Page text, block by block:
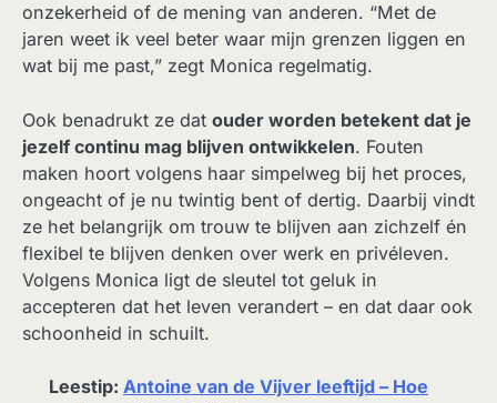
onzekerheid of de mening van anderen. “Met de
jaren weet ik veel beter waar mijn grenzen liggen en
wat bij me past,” zegt Monica regelmatig.
Ook benadrukt ze dat ouder worden betekent dat je
jezelf continu mag blijven ontwikkelen. Fouten
maken hoort volgens haar simpelweg bij het proces,
ongeacht of je nu twintig bent of dertig. Daarbij vindt
ze het belangrijk om trouw te blijven aan zichzelf én
flexibel te blijven denken over werk en privéleven.
Volgens Monica ligt de sleutel tot geluk in
accepteren dat het leven verandert – en dat daar ook
schoonheid in schuilt.
Leestip: Antoine van de Vijver leeftijd – Hoe